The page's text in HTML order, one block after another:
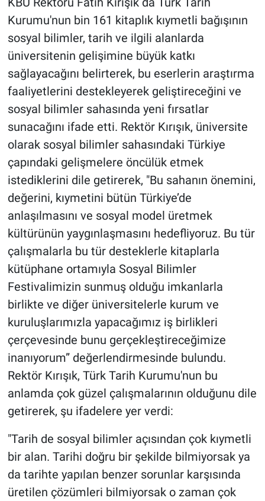
Kurumu'nun bin 161 kitaplık kıymetli bağışının
sosyal bilimler, tarih ve ilgili alanlarda
üniversitenin gelişimine büyük katkı
sağlayacağını belirterek, bu eserlerin araştırma
faaliyetlerini destekleyerek geliştireceğini ve
sosyal bilimler sahasında yeni fırsatlar
sunacağını ifade etti. Rektör Kırışık, üniversite
olarak sosyal bilimler sahasındaki Türkiye
çapındaki gelişmelere öncülük etmek
istediklerini dile getirerek, "Bu sahanın önemini,
değerini, kıymetini bütün Türkiye’de
anlaşılmasını ve sosyal model üretmek
kültürünün yaygınlaşmasını hedefliyoruz. Bu tür
çalışmalarla bu tür desteklerle kitaplarla
kütüphane ortamıyla Sosyal Bilimler
Festivalimizin sunmuş olduğu imkanlarla
birlikte ve diğer üniversitelerle kurum ve
kuruluşlarımızla yapacağımız iş birlikleri
çerçevesinde bunu gerçekleştireceğimize
inanıyorum” değerlendirmesinde bulundu.
Rektör Kırışık, Türk Tarih Kurumu'nun bu
anlamda çok güzel çalışmalarının olduğunu dile
getirerek, şu ifadelere yer verdi:
"Tarih de sosyal bilimler açısından çok kıymetli
bir alan. Tarihi doğru bir şekilde bilmiyorsak ya
da tarihte yapılan benzer sorunlar karşısında
üretilen çözümleri bilmiyorsak o zaman çok